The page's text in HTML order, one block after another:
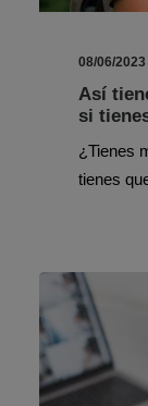
08/06/2023
Así
si
¿Tienes
tienes